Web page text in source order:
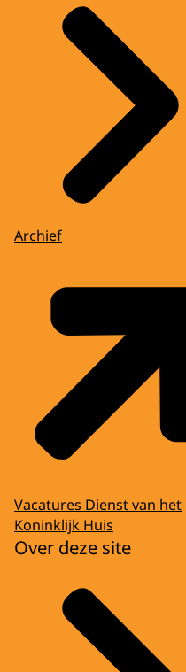
Archief
Vacatures Dienst van het
Koninklijk Huis
Over deze site